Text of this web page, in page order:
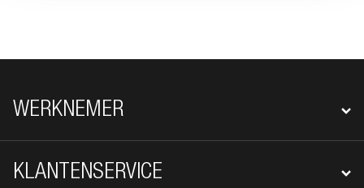
FOOTER NAVIGATIE
WERKNEMER
KLANTENSERVICE